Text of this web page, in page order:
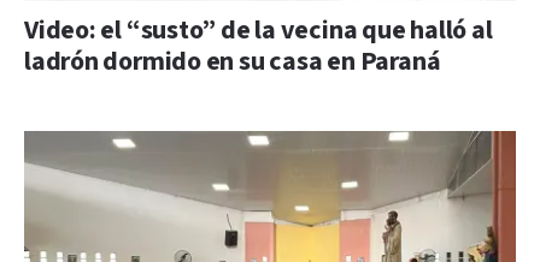
Video: el “susto” de la vecina que halló al
ladrón dormido en su casa en Paraná